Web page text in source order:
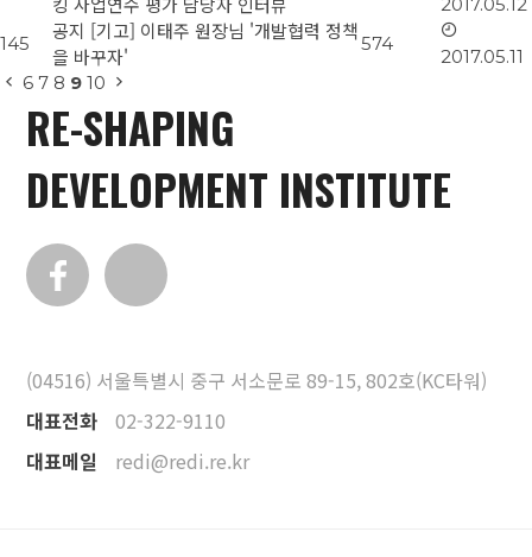
145
공지 [기고] 이태주 원장님 '개발협력 정책
을 바꾸자'
574
2017.05.11
6 7 8 9 10
RE-SHAPING
DEVELOPMENT INSTITUTE
(04516) 서울특별시 중구 서소문로 89-15, 802호(KC타워)
대표전화
02-322-9110
대표메일
redi@redi.re.kr